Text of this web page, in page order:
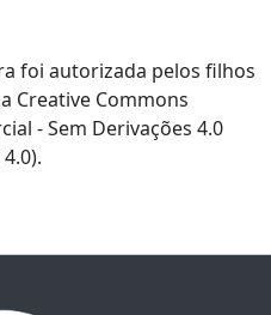
foi autorizada pelos filhos
Creative Commons
- Sem Derivações 4.0